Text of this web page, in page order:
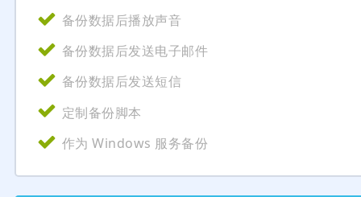
备份数据后播放声音
备份数据后发送电子邮件
备份数据后发送短信
定制备份脚本
作为 Windows 服务备份